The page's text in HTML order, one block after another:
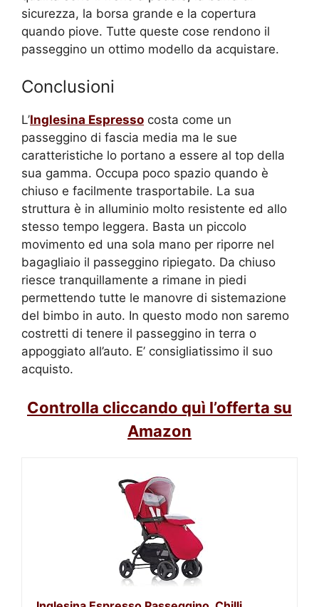
sicurezza, la borsa grande e la copertura
quando piove. Tutte queste cose rendono il
passeggino un ottimo modello da acquistare.
Conclusioni
L’Inglesina Espresso costa come un
passeggino di fascia media ma le sue
caratteristiche lo portano a essere al top della
sua gamma. Occupa poco spazio quando è
chiuso e facilmente trasportabile. La sua
struttura è in alluminio molto resistente ed allo
stesso tempo leggera. Basta un piccolo
movimento ed una sola mano per riporre nel
bagagliaio il passeggino ripiegato. Da chiuso
riesce tranquillamente a rimane in piedi
permettendo tutte le manovre di sistemazione
del bimbo in auto. In questo modo non saremo
costretti di tenere il passeggino in terra o
appoggiato all’auto. E’ consigliatissimo il suo
acquisto.
Controlla cliccando quì l’offerta su
Amazon